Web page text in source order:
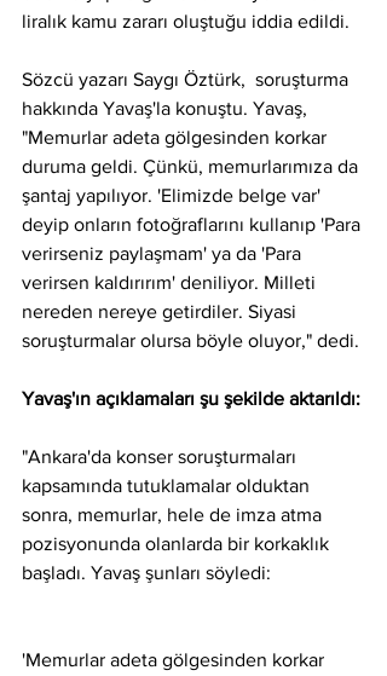
liralık kamu zararı oluştuğu iddia edildi.
Sözcü yazarı Saygı Öztürk,  soruşturma
hakkında Yavaş'la konuştu. Yavaş,
"Memurlar adeta gölgesinden korkar
duruma geldi. Çünkü, memurlarımıza da
şantaj yapılıyor. 'Elimizde belge var'
deyip onların fotoğraflarını kullanıp 'Para
verirseniz paylaşmam' ya da 'Para
verirsen kaldırırım' deniliyor. Milleti
nereden nereye getirdiler. Siyasi
soruşturmalar olursa böyle oluyor," dedi.
Yavaş'ın açıklamaları şu şekilde aktarıldı:
"Ankara'da konser soruşturmaları
kapsamında tutuklamalar olduktan
sonra, memurlar, hele de imza atma
pozisyonunda olanlarda bir korkaklık
başladı. Yavaş şunları söyledi:
'Memurlar adeta gölgesinden korkar